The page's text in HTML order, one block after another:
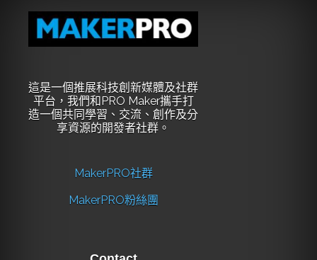
這是一個推展科技創新媒體及社群
平台，我們和PRO Maker攜手打
造一個共同學習、交流、創作及分
享資源的開發者社群。
MakerPRO社群
MakerPRO粉絲團